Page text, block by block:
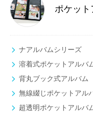
ポケット
ナアルバムシリーズ
溶着式ポケットアルバ
背丸ブック式アルバム
無線綴じポケットアル
超透明ポケットアルバ